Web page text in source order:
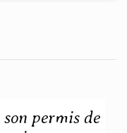
permis de